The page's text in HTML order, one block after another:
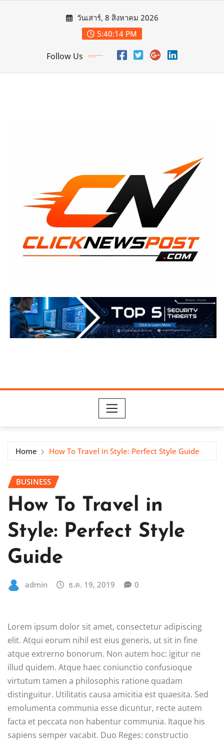
วันเสาร์, 8 สิงหาคม 2026
5:40:16 PM
Follow Us
Home How To Travel in Style: Perfect Style Guide
BUSINESS
How To Travel in
Style: Perfect Style
Guide
admin ธ.ค. 19, 2019 0
Lorem ipsum dolor sit amet, consectetur adipiscing
elit. Atqui eorum nihil est eius generis, ut sit in fine
atque extrerno bonorum. Non autem hoc: igitur ne
illud quidem. Atque haec coniunctio confusioque
virtutum tamen a philosophis ratione quadam
distinguitur. Utilitatis causa amicitia est quaesita. Sed
emolumenta communia esse dicuntur, recte autem
facta et peccata non habentur communia. Itaque his
sapiens semper vacabit. Duo Reges: constructio